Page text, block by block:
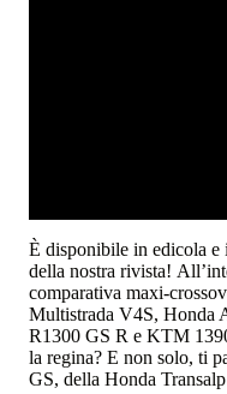
È disponibile in edicola
della nostra rivista!
comparativa maxi-
Multistrada V4S, Honda
R1300 GS R e KTM
la regina? E non solo, ti
GS, della Honda